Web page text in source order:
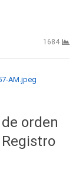
1684
orden